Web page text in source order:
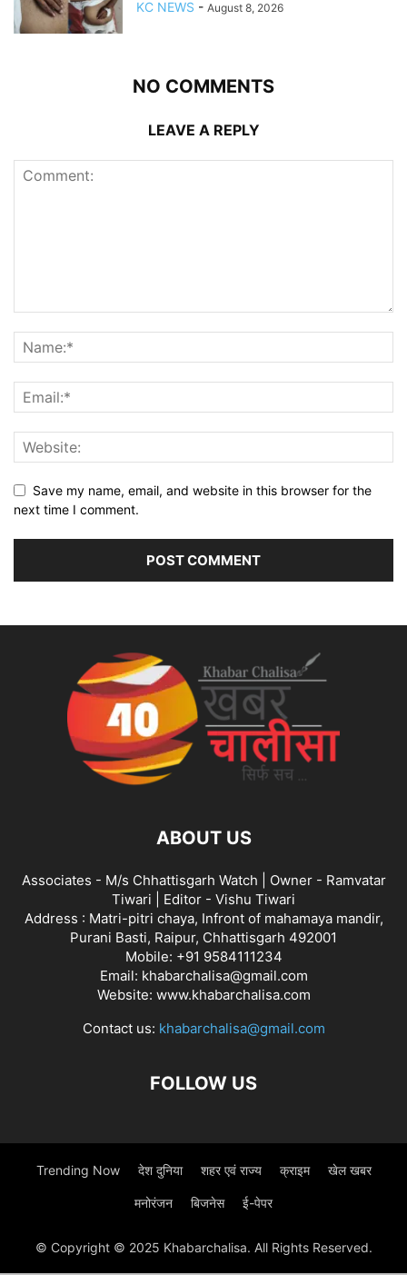
KC NEWS - August 8, 2026
NO COMMENTS
LEAVE A REPLY
Save my name, email, and website in this browser for the
next time I comment.
ABOUT US
Associates - M/s Chhattisgarh Watch | Owner - Ramvatar
Tiwari | Editor - Vishu Tiwari
Address : Matri-pitri chaya, Infront of mahamaya mandir,
Purani Basti, Raipur, Chhattisgarh 492001
Mobile: +91 9584111234
Email: khabarchalisa@gmail.com
Website: www.khabarchalisa.com
Contact us: khabarchalisa@gmail.com
FOLLOW US
Trending Now देश दुनिया शहर एवं राज्य क्राइम खेल खबर
मनोरंजन बिजनेस ई-पेपर
© Copyright © 2025 Khabarchalisa. All Rights Reserved.